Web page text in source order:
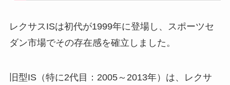
レクサスISは初代が1999年に登場し、スポーツセ
ダン市場でその存在感を確立しました。
旧型IS（特に2代目：2005～2013年）は、レクサ